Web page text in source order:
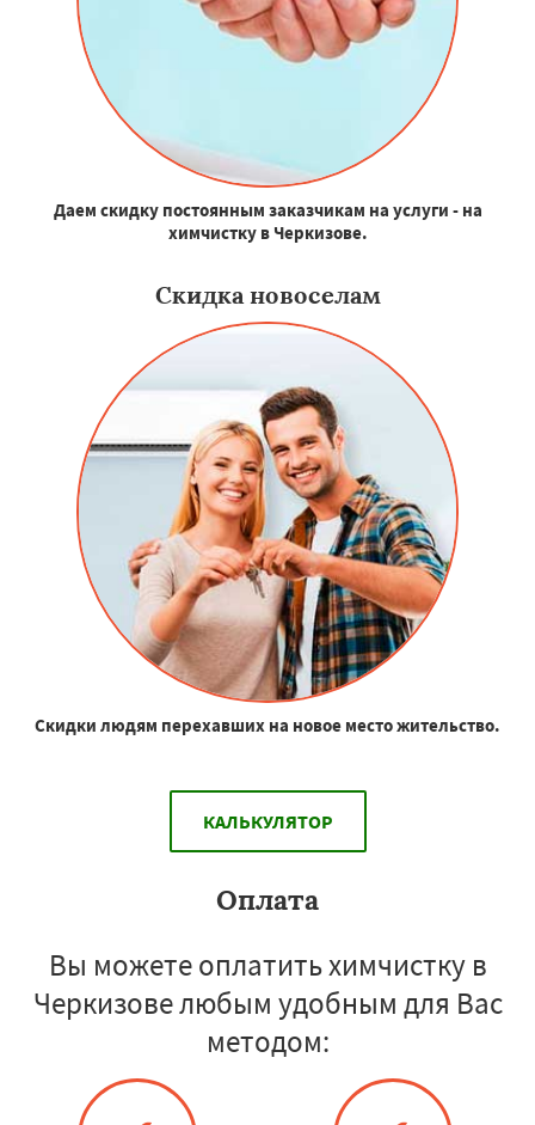
Даем скидку постоянным заказчикам на услуги - на
химчистку в Черкизове.
Скидка новоселам
Скидки людям перехавших на новое место жительство.
КАЛЬКУЛЯТОР
Оплата
Вы можете оплатить химчистку в
Черкизове любым удобным для Вас
методом: